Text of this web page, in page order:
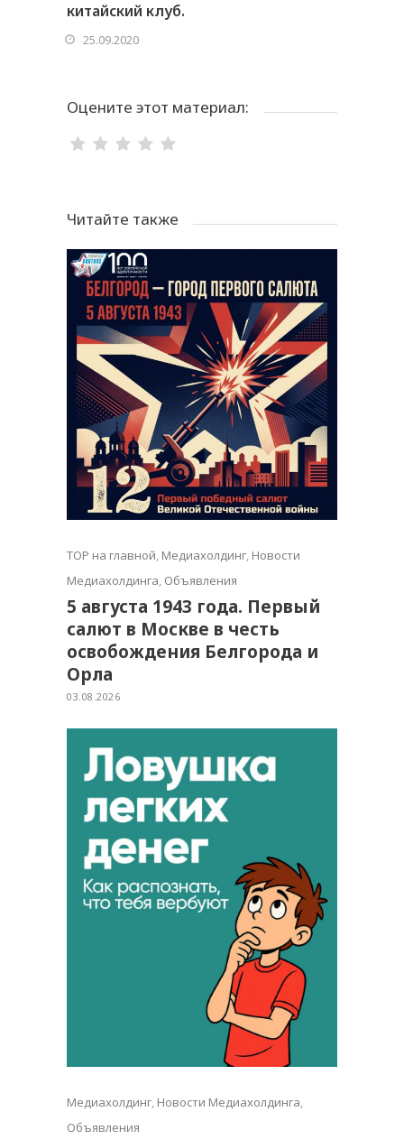
китайский клуб.
25.09.2020
Оцените этот материал:
Читайте также
TOP на главной, Медиахолдинг, Новости
Медиахолдинга, Объявления
5 августа 1943 года. Первый
салют в Москве в честь
освобождения Белгорода и
Орла
03.08.2026
Медиахолдинг, Новости Медиахолдинга,
Объявления